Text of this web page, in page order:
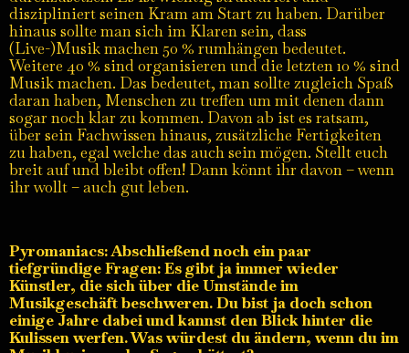
diszipliniert seinen Kram am Start zu haben. Darüber
hinaus sollte man sich im Klaren sein, dass
(Live-)Musik machen 50 % rumhängen bedeutet.
Weitere 40 % sind organisieren und die letzten 10 % sind
Musik machen. Das bedeutet, man sollte zugleich Spaß
daran haben, Menschen zu treffen um mit denen dann
sogar noch klar zu kommen. Davon ab ist es ratsam,
über sein Fachwissen hinaus, zusätzliche Fertigkeiten
zu haben, egal welche das auch sein mögen. Stellt euch
breit auf und bleibt offen! Dann könnt ihr davon – wenn
ihr wollt – auch gut leben.
Pyromaniacs: Abschließend noch ein paar
tiefgründige Fragen: Es gibt ja immer wieder
Künstler, die sich über die Umstände im
Musikgeschäft beschweren. Du bist ja doch schon
einige Jahre dabei und kannst den Blick hinter die
Kulissen werfen. Was würdest du ändern, wenn du im